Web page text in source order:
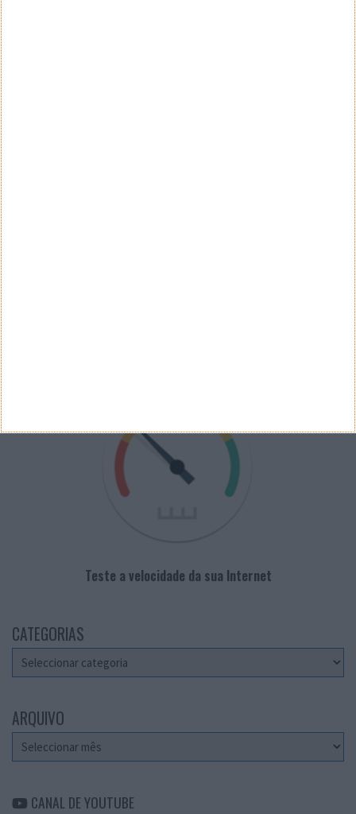
Teste a velocidade da sua Internet
CATEGORIAS
Categorias
ARQUIVO
Arquivo
CANAL DE YOUTUBE